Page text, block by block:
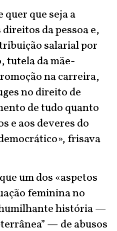
quer que seja a
da pessoa e,
salarial por
tutela da mãe-
na carreira,
no direito de
de tudo quanto
e aos deveres do
frisava
um dos «aspetos
feminina no
humilhante história —
— de abusos